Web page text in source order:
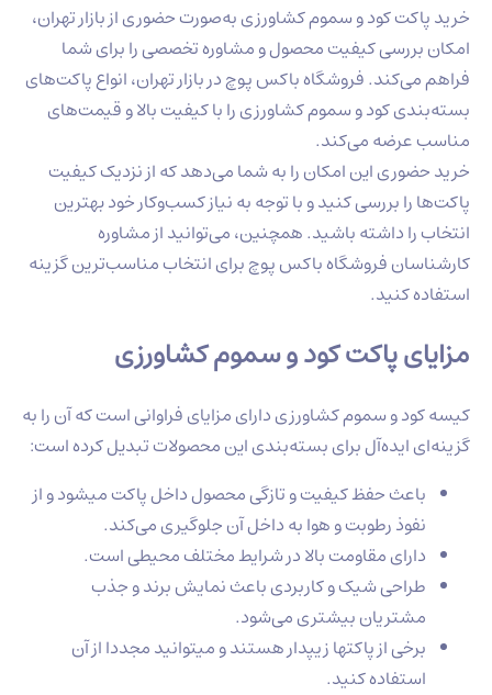
کود و سموم کشاورزی به‌صورت حضوری از بازار تهران،
کیفیت محصول و مشاوره تخصصی را برای شما
فروشگاه باکس پوچ در بازار تهران، انواع پاکت‌های
کود و سموم کشاورزی را با کیفیت بالا و قیمت‌های
می‌کند.
این امکان را به شما می‌دهد که از نزدیک کیفیت
بررسی کنید و با توجه به نیاز کسب‌وکار خود بهترین
داشته باشید. همچنین، می‌توانید از مشاوره
فروشگاه باکس پوچ برای انتخاب مناسب‌ترین گزینه
کنید.
پاکت کود و سموم کشاورزی
و سموم کشاورزی دارای مزایای فراوانی است که آن را به
ایده‌آل برای بسته‌بندی این محصولات تبدیل کرده است:
حفظ کیفیت و تازگی محصول داخل پاکت میشود و از
رطوبت و هوا به داخل آن جلوگیری می‌کند.
مقاومت بالا در شرایط مختلف محیطی است.
شیک و کاربردی باعث نمایش برند و جذب
بیشتری می‌شود.
از پاکتها زیپدار هستند و میتوانید مجددا از آن
کنید.